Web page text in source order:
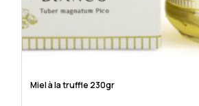
Miel à la truffle 230gr